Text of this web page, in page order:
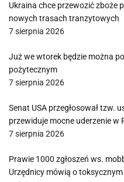
Ukraina chce przewozić zboże
nowych trasach tranzytowych
7 sierpnia 2026
Już we wtorek będzie można
pożytecznym
7 sierpnia 2026
Senat USA przegłosował tzw.
przewiduje mocne uderzenie w
7 sierpnia 2026
Prawie 1000 zgłoszeń ws.
Urzędnicy mówią o